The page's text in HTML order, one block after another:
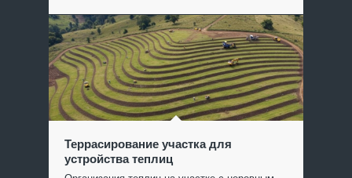
Террасирование участка для
устройства теплиц